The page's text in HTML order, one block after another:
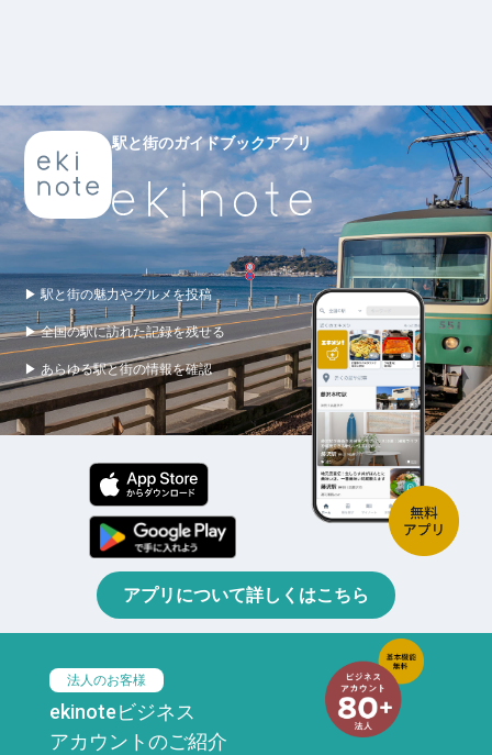
駅と街のガイドブックアプリ
▶ 駅と街の魅力やグルメを投稿
▶ 全国の駅に訪れた記録を残せる
▶ あらゆる駅と街の情報を確認
アプリについて詳しくはこちら
法人のお客様
ekinoteビジネス
アカウントのご紹介